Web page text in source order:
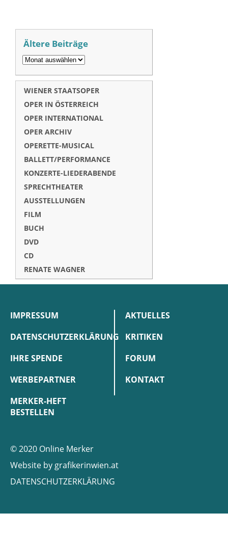
Ältere Beiträge
WIENER STAATSOPER
OPER IN ÖSTERREICH
OPER INTERNATIONAL
OPER ARCHIV
OPERETTE-MUSICAL
BALLETT/PERFORMANCE
KONZERTE-LIEDERABENDE
SPRECHTHEATER
AUSSTELLUNGEN
FILM
BUCH
DVD
CD
RENATE WAGNER
IMPRESSUM
DATENSCHUTZERKLÄRUNG
IHRE SPENDE
WERBEPARTNER
MERKER-HEFT
BESTELLEN
AKTUELLES
KRITIKEN
FORUM
KONTAKT
© 2020 Online Merker
Website by grafikerinwien.at
DATENSCHUTZERKLÄRUNG